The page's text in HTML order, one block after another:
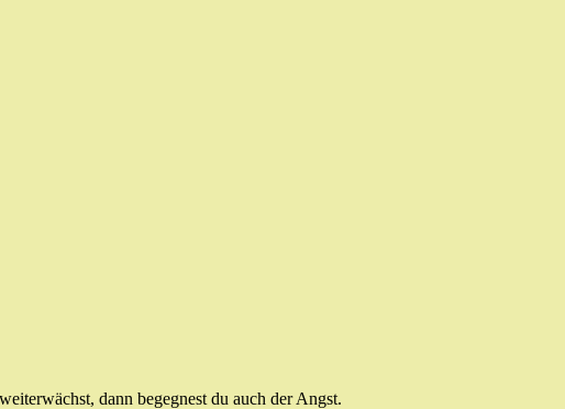
dann begegnest du auch der Angst.